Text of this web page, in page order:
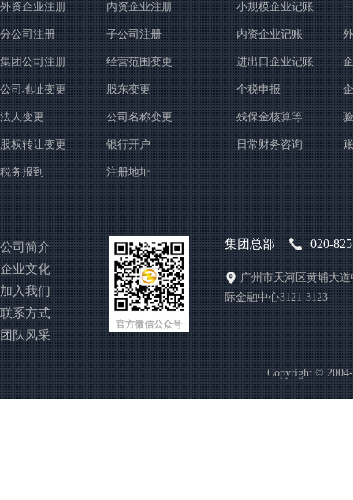
外资企业注册 内资企业注册
分公司注册 子公司注册
集团公司注册 经营范围变更
公司地址变更 股东变更
法人变更 公司名称变更
股权转让变更 银行开户
税务报到 注册地址
小规模企业记账
内资企业记账
进出口企业记账
个税申报
残保金核算等
日常财务咨询
公司简介
企业文化
加入我们
联系方式
团队风采
官方微信公众号
集团总部 020-
广州市天河区黄埔大
际金融中心3121-3123
Copyright ©